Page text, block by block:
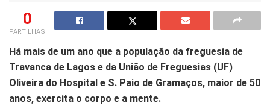
0
PARTILHAS
Há mais de um ano que a população da freguesia de
Travanca de Lagos e da União de Freguesias (UF)
Oliveira do Hospital e S. Paio de Gramaços, maior de 50
anos, exercita o corpo e a mente.